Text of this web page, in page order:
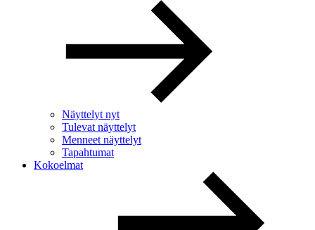
Näyttelyt nyt
Tulevat näyttelyt
Menneet näyttelyt
Tapahtumat
Kokoelmat